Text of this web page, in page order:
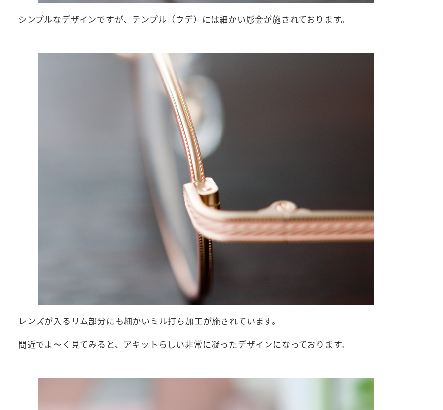
シンプルなデザインですが、テンプル（ウデ）には細かい彫金が施されております。
レンズが入るリム部分にも細かいミル打ち加工が施されています。
間近でよ〜く見てみると、アキットらしい非常に凝ったデザインになっております。